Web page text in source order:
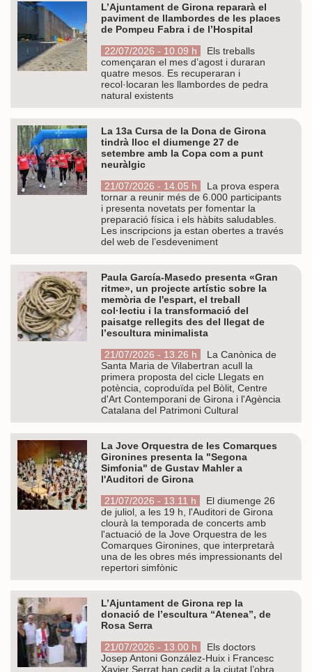
L’Ajuntament de Girona repararà el
paviment de llambordes de les places
de Pompeu Fabra i de l’Hospital
22/07/2026 - 10.09 h
Els treballs
començaran el mes d’agost i duraran
quatre mesos. Es recuperaran i
recol·locaran les llambordes de pedra
natural existents
La 13a Cursa de la Dona de Girona
tindrà lloc el diumenge 27 de
setembre amb la Copa com a punt
neuràlgic
21/07/2026 - 14.05 h
La prova espera
tornar a reunir més de 6.000 participants
i presenta novetats per fomentar la
preparació física i els hàbits saludables.
Les inscripcions ja estan obertes a través
del web de l’esdeveniment
Paula García-Masedo presenta «Gran
ritme», un projecte artístic sobre la
memòria de l'espart, el treball
col·lectiu i la transformació del
paisatge rellegits des del llegat de
l’escultura minimalista
21/07/2026 - 13.26 h
La Canònica de
Santa Maria de Vilabertran acull la
primera proposta del cicle Llegats en
potència, coproduïda pel Bòlit, Centre
d'Art Contemporani de Girona i l'Agència
Catalana del Patrimoni Cultural
La Jove Orquestra de les Comarques
Gironines presenta la "Segona
Simfonia" de Gustav Mahler a
l'Auditori de Girona
21/07/2026 - 13.11 h
El diumenge 26
de juliol, a les 19 h, l'Auditori de Girona
clourà la temporada de concerts amb
l'actuació de la Jove Orquestra de les
Comarques Gironines, que interpretarà
una de les obres més impressionants del
repertori simfònic
L’Ajuntament de Girona rep la
donació de l’escultura “Atenea”, de
Rosa Serra
21/07/2026 - 13.00 h
Els doctors
Josep Antoni González-Huix i Francesc
Xavier Serrat han cedit a la ciutat l’obra